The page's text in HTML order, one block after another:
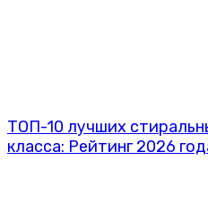
ТОП-10 лучших
класса: Рейтинг 2026